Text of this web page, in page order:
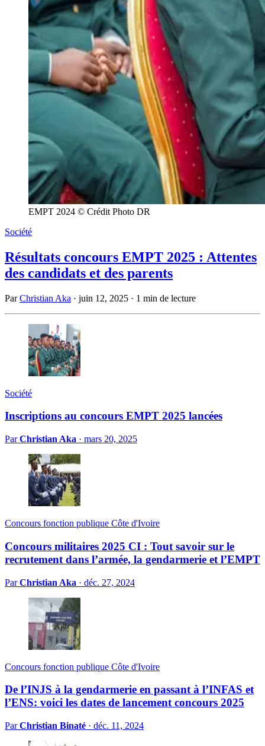
EMPT 2024 © Crédit Photo DR
Société
Résultats concours EMPT 2025 : Attentes
des candidats et des parents
ParChristian Aka · juin 12, 2025 · 1 min de lecture
Société
Inscriptions au concours EMPT 2025 lancées
ParChristian Aka · mars 20, 2025
Concours fonction publique Côte d'Ivoire
Concours militaires 2025 CI : Tout savoir sur le
recrutement dans l’armée, la gendarmerie et l’EMPT
ParChristian Aka · déc. 27, 2024
Concours fonction publique Côte d'Ivoire
De l’INJS à la gendarmerie en passant à l’INFAS et
l’ENS: voici les dates de lancement concours 2025
ParChristian Binaté · déc. 11, 2024